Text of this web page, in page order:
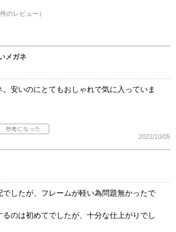
件のレビュー）
メガネ
安いのにとてもおしゃれで気に入っていま
2022/10/05
でしたが、フレームが軽い為問題無かったで
るのは初めてでしたが、十分な仕上がりでし